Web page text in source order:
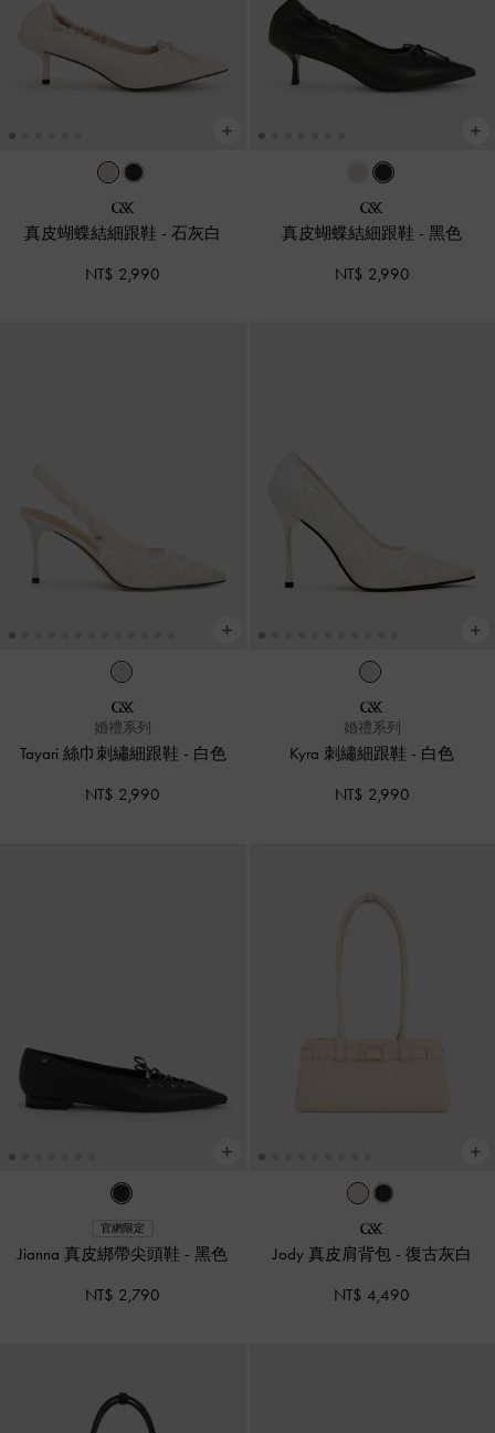
真皮蝴蝶結細跟鞋 -石灰白
NT$ 2,990
真皮蝴蝶結細跟鞋 -黑色
NT$ 2,990
婚禮系列
Tayari 絲巾刺繡細跟鞋 - 白色
NT$ 2,990
婚禮系列
Kyra 刺繡細跟鞋 - 白色
NT$ 2,990
官網限定
Jianna 真皮綁帶尖頭鞋 -黑色
NT$ 2,790
Jody 真皮肩背包 - 復古灰白
NT$ 4,490